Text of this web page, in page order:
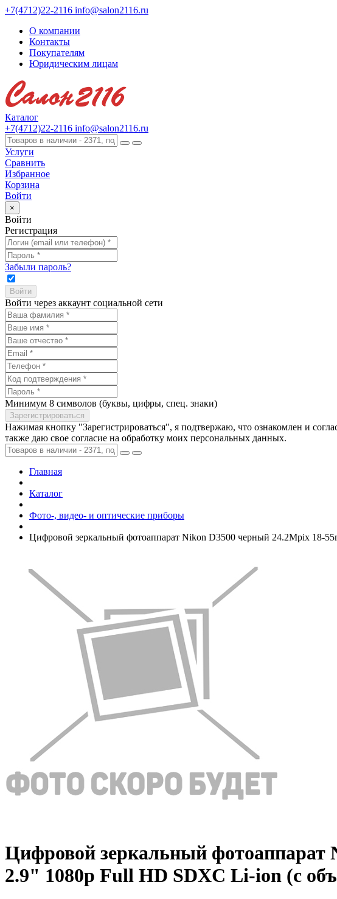
+7(4712)22-2116 info@salon2116.ru
О компании
Контакты
Покупателям
Юридическим лицам
Каталог
+7(4712)22-2116 info@salon2116.ru
Услуги
Сравнить
Избранное
Корзина
Войти
×
Войти
Регистрация
Забыли пароль?
Войти через аккаунт социальной сети
Минимум 8 символов (буквы, цифры, спец. знаки)
Нажимая кнопку "Зарегистрироваться", я подтвержаю, что ознакомлен и
также даю свое согласие на обработку моих персональных данных.
Главная
Каталог
Фото-, видео- и оптические приборы
Цифровой зеркальный фотоаппарат Nikon D3500 черный 24.2Mpix 18-
Цифровой зеркальный фотоаппарат
2.9" 1080p Full HD SDXC Li-ion (с